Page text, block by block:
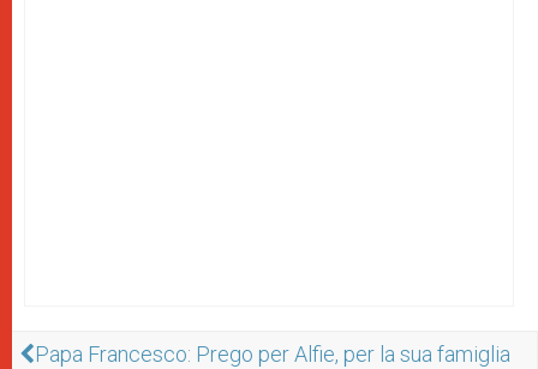
Papa Francesco: Prego per Alfie, per la sua famiglia